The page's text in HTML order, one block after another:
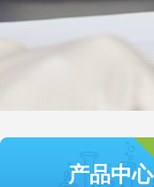
产品中心